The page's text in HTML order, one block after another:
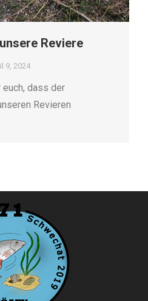
Reviere
9, 2024
dass der
Revieren